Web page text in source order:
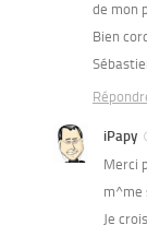
de mon
Bien
iPapy
Merci
m^me
Je